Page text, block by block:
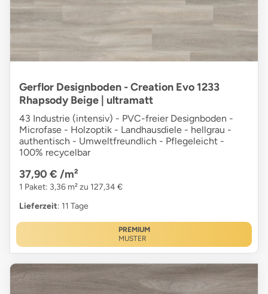
Gerflor Designboden - Creation Evo 1233
Rhapsody Beige | ultramatt
43 Industrie (intensiv) - PVC-freier Designboden -
Microfase - Holzoptik - Landhausdiele - hellgrau -
authentisch - Umweltfreundlich - Pflegeleicht -
100% recycelbar
37,90 € /m²
1 Paket: 3,36 m² zu 127,34 €
Lieferzeit: 11 Tage
PREMIUM
MUSTER